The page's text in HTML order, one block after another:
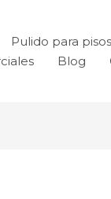
Pulido para pisos
Blog